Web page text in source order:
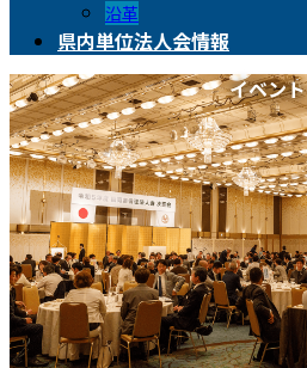
沿革
県内単位法人会情報
イベント